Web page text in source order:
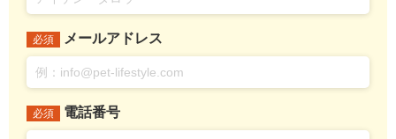
必須 メールアドレス
必須 電話番号